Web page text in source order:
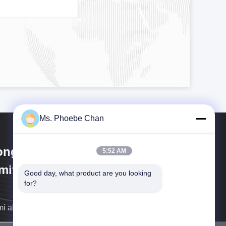
Guanke Industrial
akan menghubungi Anda sesegera mungkin.
Ms. Phoebe Chan
5:52 AM
Good day, what product are you looking
for?